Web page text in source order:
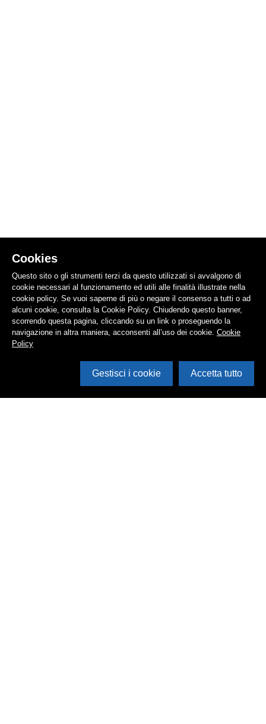
Apri i filtri
Cookies
Questo sito o gli strumenti terzi da questo utilizzati si avvalgono di
cookie necessari al funzionamento ed utili alle finalità illustrate nella
cookie policy. Se vuoi saperne di più o negare il consenso a tutti o ad
alcuni cookie, consulta la Cookie Policy. Chiudendo questo banner,
scorrendo questa pagina, cliccando su un link o proseguendo la
navigazione in altra maniera, acconsenti all’uso dei cookie. Cookie
Policy
Gestisci i cookie Accetta tutto